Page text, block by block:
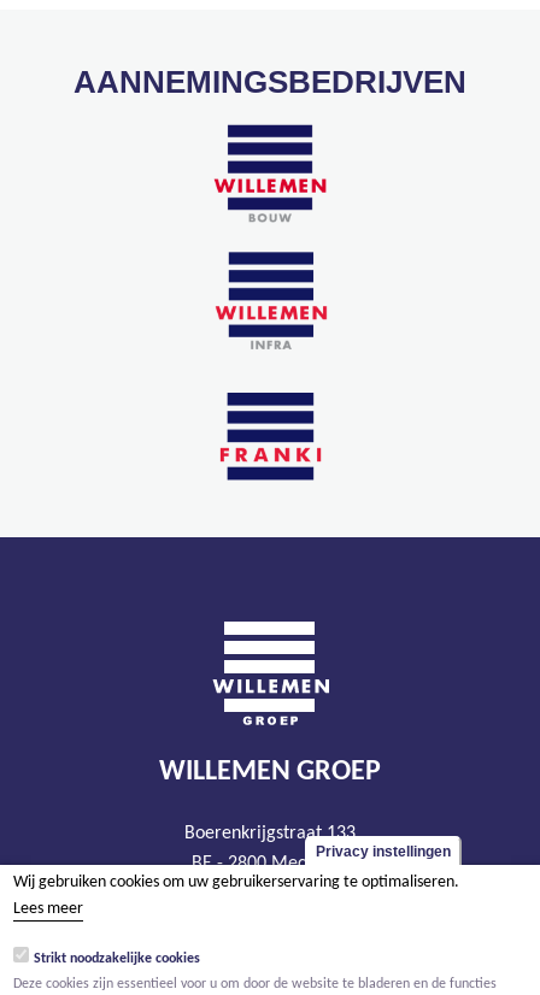
AANNEMINGSBEDRIJVEN
WILLEMEN GROEP
Boerenkrijgstraat 133
BE - 2800 Mechelen
tel +32 15 569 965
BTW BE 0466.256.432
Privacy instellingen
Wij gebruiken cookies om uw gebruikerservaring te optimaliseren.
Lees meer
Strikt noodzakelijke cookies
Deze cookies zijn essentieel voor u om door de website te bladeren en de functies